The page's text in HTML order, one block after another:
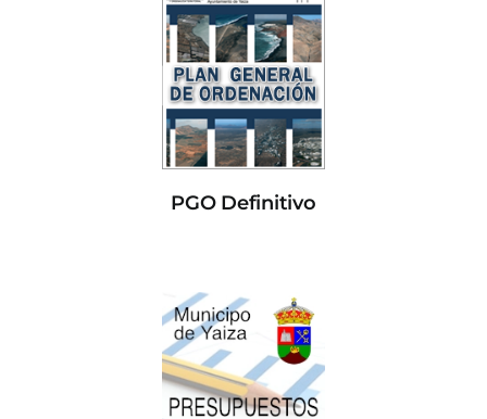
PGO Definitivo